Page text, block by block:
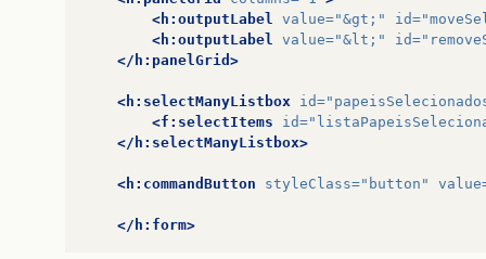
<h:outputLabel
value="&gt;" id=
<h:outputLabel
value="&lt;" id=
</h:panelGrid>
<h:selectManyListbox id=
<f:selectItems
id=
</h:selectManyListbox>
<h:commandButton styleClass="button"
</h:form>